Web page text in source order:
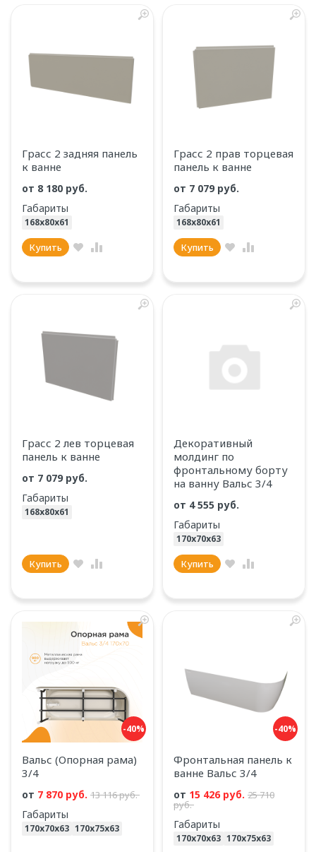
Грасс 2 задняя панель
к ванне
от 8 180 руб.
Габариты
168х80х61
Купить
Грасс 2 прав торцевая
панель к ванне
от 7 079 руб.
Габариты
168х80х61
Купить
Грасс 2 лев торцевая
панель к ванне
от 7 079 руб.
Габариты
168х80х61
Купить
Декоративный
молдинг по
фронтальному борту
на ванну Вальс 3/4
от 4 555 руб.
Габариты
170х70х63
Купить
-40%
Вальс (Опорная рама)
3/4
от 7 870 руб. 13 116 руб.
Габариты
170х70х63 170х75х63
-40%
Фронтальная панель к
ванне Вальс 3/4
от 15 426 руб. 25 710
руб.
Габариты
170х70х63 170х75х63